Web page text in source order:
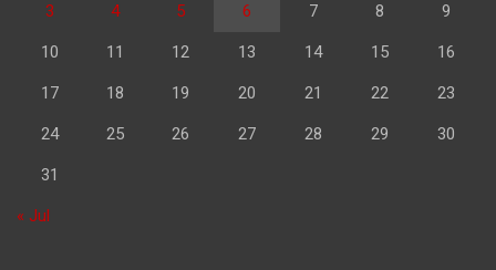
3 4 5 6 7 8 9
10 11 12 13 14 15 16
17 18 19 20 21 22 23
24 25 26 27 28 29 30
31
« Jul